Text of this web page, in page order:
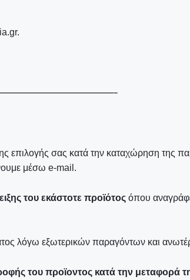
.gr.
σας κατά την καταχώρηση της
μέσω e-mail.
του εκάστοτε προϊότος όπου
λόγω εξωτερικών παραγόντων και
του προϊοντος κατά την μεταφορά